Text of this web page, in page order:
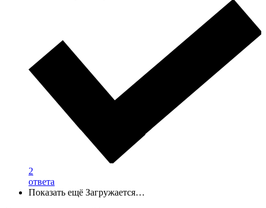
2
ответа
Показать ещё Загружается…